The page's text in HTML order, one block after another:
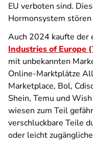
EU verboten sind.
Hormonsystem
Auch 2024 kaufte der
Industries of Europe
mit unbekannten
Online-Marktplätze
Marketplace, Bol,
Shein, Temu und
wiesen zum Teil
verschluckbare Teile
oder leicht